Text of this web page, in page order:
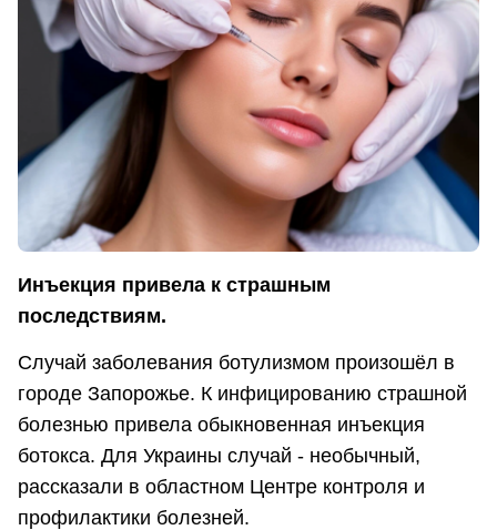
Инъекция привела к страшным
последствиям.
Случай заболевания ботулизмом произошёл в
городе Запорожье. К инфицированию страшной
болезнью привела обыкновенная инъекция
ботокса. Для Украины случай - необычный,
рассказали в областном Центре контроля и
профилактики болезней.